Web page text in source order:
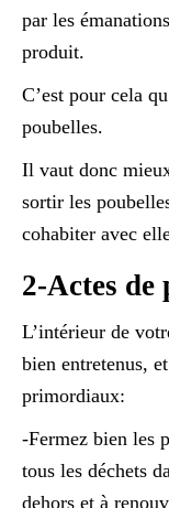
par les
produit.
C’est pour cela
poubelles.
Il vaut donc
sortir les
cohabiter avec
2-Actes de
L’intérieur de
bien entretenus,
primordiaux:
-Fermez bien les
tous les déchets
dehors et à